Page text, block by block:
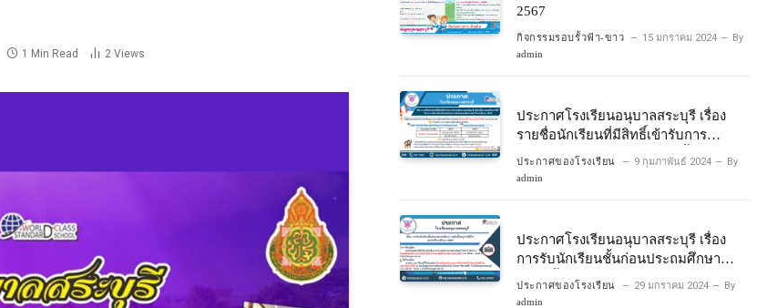
1 Min Read 2 Views
2567
กิจกรรมรอบรั้วฟ้า-ขาว 15 มกราคม 2024 By
admin
ประกาศโรงเรียนอนุบาลสระบุรี เรื่อง
รายชื่อนักเรียนที่มีสิทธิ์เข้ารับการ
ประเมินความพร้อมเข้าเรียนชั้นประถม
ศึกษาปีที่ 1 โครงการห้องเรียนพิเศษ
ประกาศของโรงเรียน 9 กุมภาพันธ์ 2024 By
admin
ประกาศโรงเรียนอนุบาลสระบุรี เรื่อง
การรับนักเรียนชั้นก่อนประถมศึกษา
ระดับชั้นอนุบาลปีที่ 2 ประจําปีการศึกษา
2567
ประกาศของโรงเรียน 29 มกราคม 2024 By
admin